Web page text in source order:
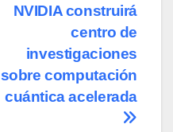
NVIDIA construirá
centro de
investigaciones
sobre computación
cuántica acelerada